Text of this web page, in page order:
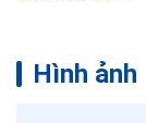
Hình ảnh